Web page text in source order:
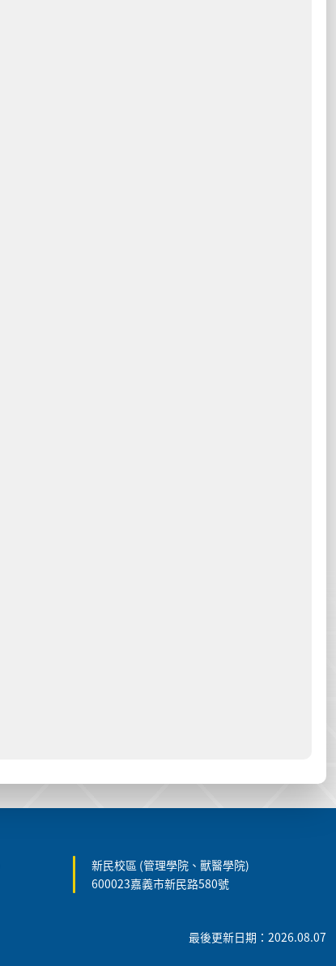
新民校區 (管理學院、獸醫學院)
600023嘉義市新民路580號
最後更新日期：2026.08.07